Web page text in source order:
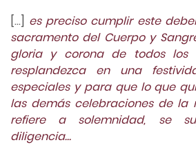
[…] es preciso cumplir este
sacramento del Cuerpo y
gloria y corona de todos los
resplandezca en una
especiales y para que lo que
las demás celebraciones de la
refiere a solemnidad, se
diligencia…